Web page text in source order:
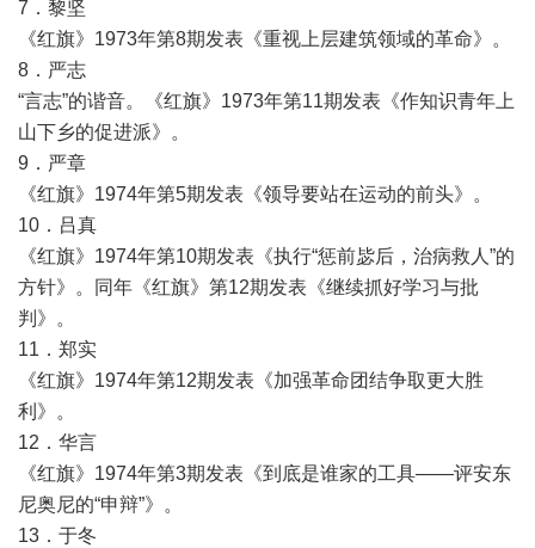
7．黎坚
《红旗》1973年第8期发表《重视上层建筑领域的革命》。
8．严志
“言志”的谐音。《红旗》1973年第11期发表《作知识青年上
山下乡的促进派》。
9．严章
《红旗》1974年第5期发表《领导要站在运动的前头》。
10．吕真
《红旗》1974年第10期发表《执行“惩前毖后，治病救人”的
方针》。同年《红旗》第12期发表《继续抓好学习与批
判》。
11．郑实
《红旗》1974年第12期发表《加强革命团结争取更大胜
利》。
12．华言
《红旗》1974年第3期发表《到底是谁家的工具——评安东
尼奥尼的“申辩”》。
13．于冬